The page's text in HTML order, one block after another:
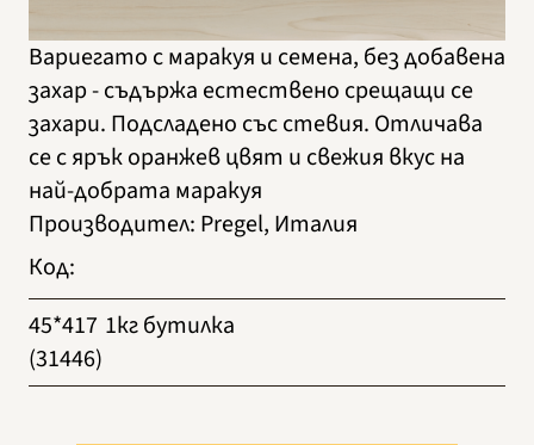
Вариегато с маракуя и семена, без добавена
захар - съдържа естествено срещащи се
захари. Подсладено със стевия. Отличава
се с ярък оранжев цвят и свежия вкус на
най-добрата маракуя
Производител: Pregel, Италия
Код:
45*417
(31446)
1кг бутилка